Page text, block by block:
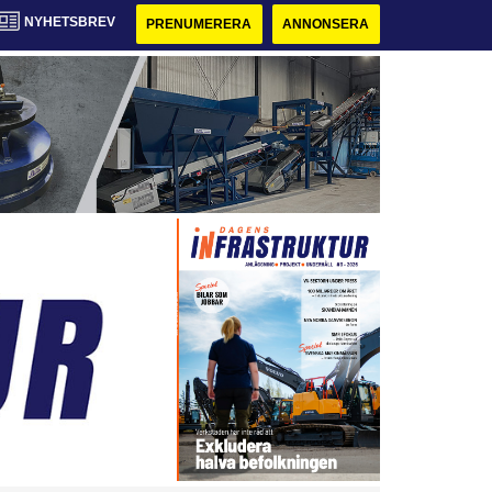
NYHETSBREV PRENUMERERA ANNONSERA